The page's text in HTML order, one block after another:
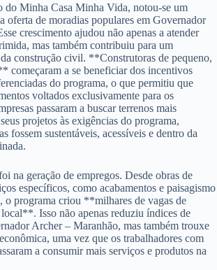
do Minha Casa Minha Vida, notou-se um
oferta de moradias populares em Governador
crescimento ajudou não apenas a atender
mas também contribuiu para um
construção civil. **Construtoras de pequeno,
começaram a se beneficiar dos incentivos
do programa, o que permitiu que
voltados exclusivamente para os
passaram a buscar terrenos mais
projetos às exigências do programa,
fossem sustentáveis, acessíveis e dentro da
na geração de empregos. Desde obras de
específicos, como acabamentos e paisagismo
o programa criou **milhares de vagas de
Isso não apenas reduziu índices de
Archer – Maranhão, mas também trouxe
uma vez que os trabalhadores com
a consumir mais serviços e produtos na